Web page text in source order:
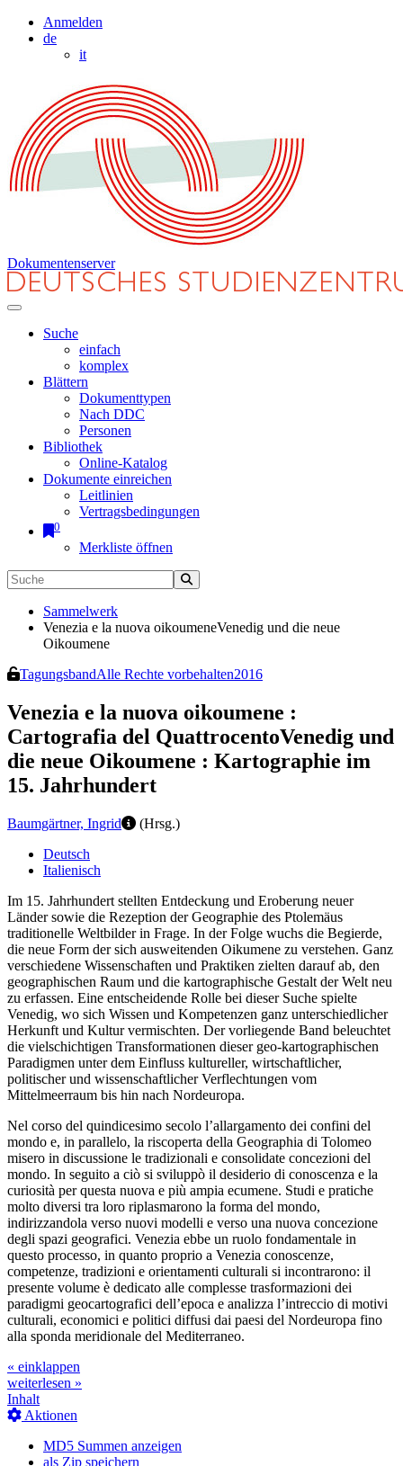
Anmelden
de
it
Dokumentenserver
Suche
einfach
komplex
Blättern
Dokumenttypen
Nach DDC
Personen
Bibliothek
Online-Katalog
Dokumente einreichen
Leitlinien
Vertragsbedingungen
0
Merkliste öffnen
Sammelwerk
Venezia e la nuova oikoumeneVenedig und die neue
Oikoumene
TagungsbandAlle Rechte vorbehalten2016
Venezia e la nuova oikoumene :
Cartografia del QuattrocentoVenedig und
die neue Oikoumene : Kartographie im
15. Jahrhundert
Baumgärtner, Ingrid
(Hrsg.)
Deutsch
Italienisch
Im 15. Jahrhundert stellten Entdeckung und Eroberung neuer
Länder sowie die Rezeption der Geographie des Ptolemäus
traditionelle Weltbilder in Frage. In der Folge wuchs die Begierde,
die neue Form der sich ausweitenden Oikumene zu verstehen. Ganz
verschiedene Wissenschaften und Praktiken zielten darauf ab, den
geographischen Raum und die kartographische Gestalt der Welt neu
zu erfassen. Eine entscheidende Rolle bei dieser Suche spielte
Venedig, wo sich Wissen und Kompetenzen ganz unterschiedlicher
Herkunft und Kultur vermischten. Der vorliegende Band beleuchtet
die vielschichtigen Transformationen dieser geo-kartographischen
Paradigmen unter dem Einfluss kultureller, wirtschaftlicher,
politischer und wissenschaftlicher Verflechtungen vom
Mittelmeerraum bis hin nach Nordeuropa.
Nel corso del quindicesimo secolo l’allargamento dei confini del
mondo e, in parallelo, la riscoperta della Geographia di Tolomeo
misero in discussione le tradizionali e consolidate concezioni del
mondo. In seguito a ciò si sviluppò il desiderio di conoscenza e la
curiosità per questa nuova e più ampia ecumene. Studi e pratiche
molto diversi tra loro riplasmarono la forma del mondo,
indirizzandola verso nuovi modelli e verso una nuova concezione
degli spazi geografici. Venezia ebbe un ruolo fondamentale in
questo processo, in quanto proprio a Venezia conoscenze,
competenze, tradizioni e orientamenti culturali si incontrarono: il
presente volume è dedicato alle complesse trasformazioni dei
paradigmi geocartografici dell’epoca e analizza l’intreccio di motivi
culturali, economici e politici diffusi dai paesi del Nordeuropa fino
alla sponda meridionale del Mediterraneo.
« einklappen
weiterlesen »
Inhalt
Aktionen
MD5 Summen anzeigen
als Zip speichern